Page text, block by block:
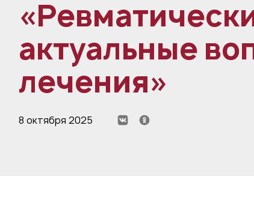
актуальные
лечения»
8 октября 2025